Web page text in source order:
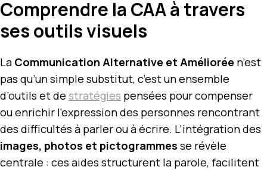
Comprendre la CAA à travers
ses outils visuels
La Communication Alternative et Améliorée n’est
pas qu’un simple substitut, c’est un ensemble
d’outils et de stratégies pensées pour compenser
ou enrichir l’expression des personnes rencontrant
des difficultés à parler ou à écrire. L’intégration des
images, photos et pictogrammes se révèle
centrale : ces aides structurent la parole, facilitent